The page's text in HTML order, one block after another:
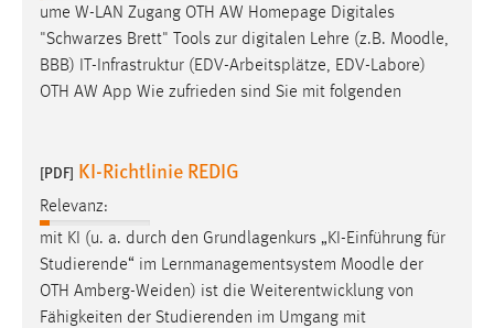
ume W-LAN Zugang OTH AW Homepage Digitales
"Schwarzes Brett" Tools zur digitalen Lehre (z.B. Moodle,
BBB) IT-Infrastruktur (EDV-Arbeitsplätze, EDV-Labore)
OTH AW App Wie zufrieden sind Sie mit folgenden
[PDF] KI-Richtlinie REDIG
Relevanz:
mit KI (u. a. durch den Grundlagenkurs „KI-Einführung für
Studierende“ im Lernmanagementsystem Moodle der
OTH Amberg-Weiden) ist die Weiterentwicklung von
Fähigkeiten der Studierenden im Umgang mit
MARKETING
Sie tun dies, indem sie Besucher über Websites
Google Ads
Name:
_gcl_au